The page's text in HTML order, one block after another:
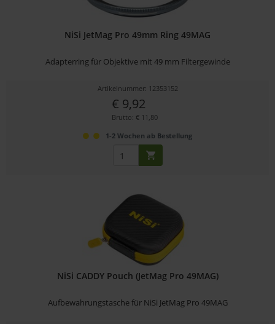
NiSi JetMag Pro 49mm Ring 49MAG
Adapterring für Objektive mit 49 mm Filtergewinde
Artikelnummer: 12353152
€ 9,92
Brutto: € 11,80
1-2 Wochen ab Bestellung
NiSi CADDY Pouch (JetMag Pro 49MAG)
Aufbewahrungstasche für NiSi JetMag Pro 49MAG